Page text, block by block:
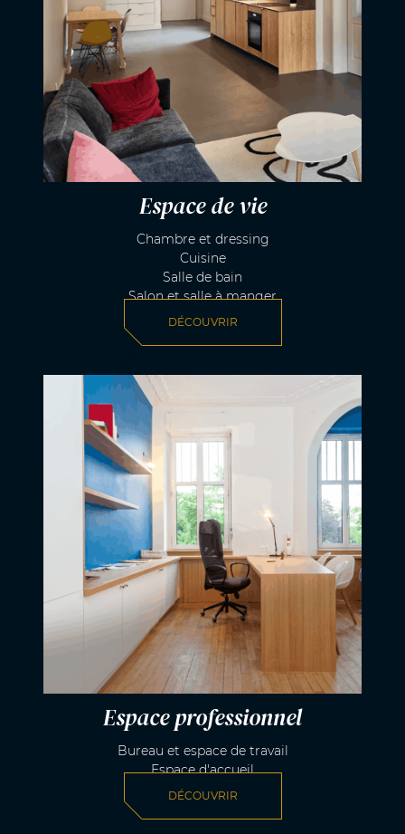
Espace de vie
Chambre et dressing
Cuisine
Salle de bain
Salon et salle à manger
DÉCOUVRIR
Espace professionnel
Bureau et espace de travail
Espace d'accueil
DÉCOUVRIR